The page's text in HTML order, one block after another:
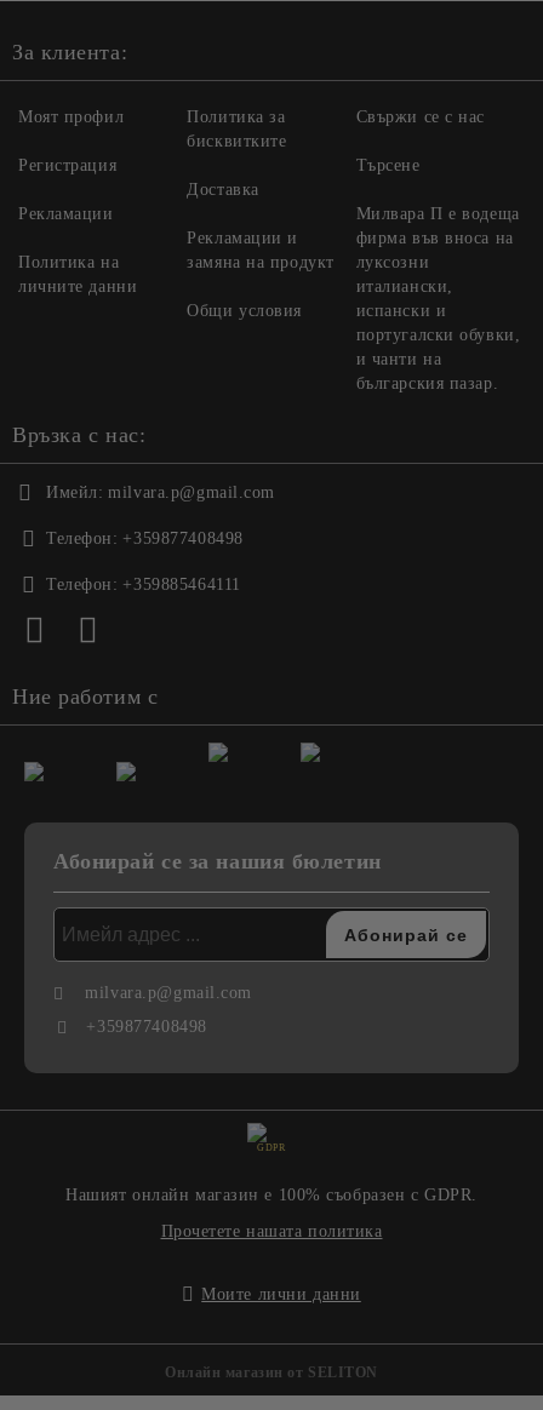
За клиента:
Моят профил
Регистрация
Рекламации
Политика на
личните данни
Политика за
бисквитките
Доставка
Рекламации и
замяна на продукт
Общи условия
Свържи се с нас
Търсене
Милвара П е водеща
фирма във вноса на
луксозни
италиански,
испански и
португалски обувки,
и чанти на
българския пазар.
Връзка с нас:
Имейл: milvara.p@gmail.com
Телефон: +359877408498
Телефон: +359885464111
Ние работим с
Абонирай се за нашия бюлетин
milvara.p@gmail.com
+359877408498
GDPR
Нашият онлайн магазин е 100% съобразен с GDPR.
Прочетете нашата политика
Моите лични данни
Онлайн магазин от SELITON